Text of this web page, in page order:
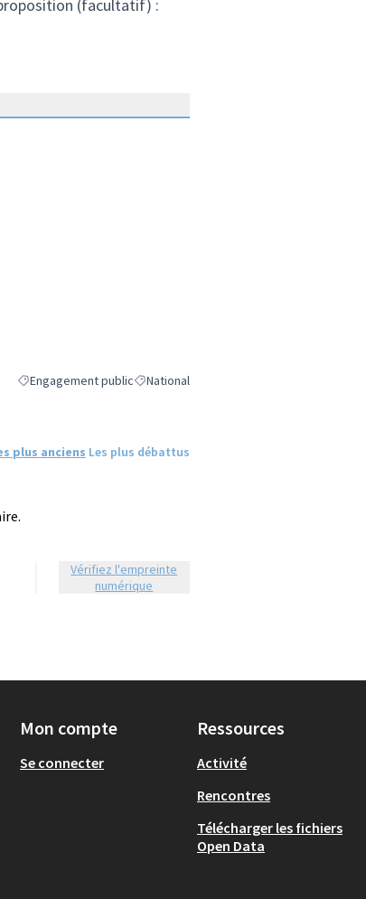
(facultatif) :
Filtrer les résultats de la catégorie : Engagement public
Engagement publicFiltrer les résultats pour le secteur : National
National
plus anciens Les plus débattus
Vérifiez l'empreinte
numérique
Mon compte
Se connecter
Ressources
Activité
Rencontres
Télécharger les fichiers
Open Data